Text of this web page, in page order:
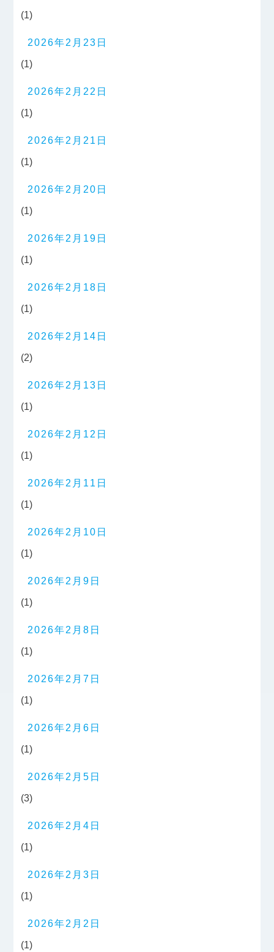
(1)
2026年2月23日
(1)
2026年2月22日
(1)
2026年2月21日
(1)
2026年2月20日
(1)
2026年2月19日
(1)
2026年2月18日
(1)
2026年2月14日
(2)
2026年2月13日
(1)
2026年2月12日
(1)
2026年2月11日
(1)
2026年2月10日
(1)
2026年2月9日
(1)
2026年2月8日
(1)
2026年2月7日
(1)
2026年2月6日
(1)
2026年2月5日
(3)
2026年2月4日
(1)
2026年2月3日
(1)
2026年2月2日
(1)